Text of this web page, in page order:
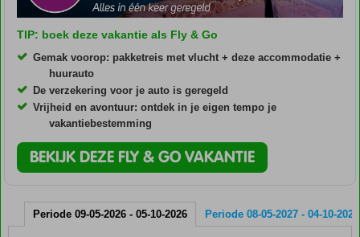
TIP: boek deze vakantie als Fly & Go
Gemak voorop: pakketreis met vlucht + deze accommodatie +
huurauto
De verzekering voor je auto is geregeld
Vrijheid en avontuur: ontdek in je eigen tempo je
vakantiebestemming
BEKIJK DEZE FLY & GO VAKANTIE
Periode 09-05-2026 - 05-10-2026 Periode 08-05-2027 - 04-10-2027